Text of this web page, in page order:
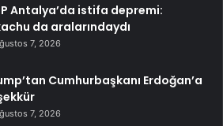
Antalya’da istifa depremi:
da aralarındaydı
7, 2026
Cumhurbaşkanı Erdoğan’a
7, 2026